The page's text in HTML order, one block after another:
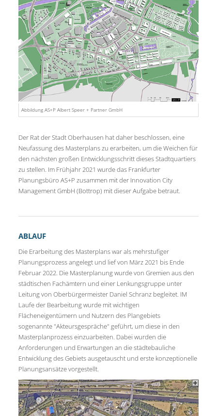
Abbildung AS+P Albert Speer + Partner GmbH
Der Rat der Stadt Oberhausen hat daher beschlossen, eine
Neufassung des Masterplans zu erarbeiten, um die Weichen für
den nächsten großen Entwicklungsschritt dieses Stadtquartiers
zu stellen. Im Frühjahr 2021 wurde das Frankfurter
Planungsbüro AS+P zusammen mit der Innovation City
Management GmbH (Bottrop) mit dieser Aufgabe betraut.
ABLAUF
Die Erarbeitung des Masterplans war als mehrstufiger
Planungsprozess angelegt und lief von März 2021 bis Ende
Februar 2022. Die Masterplanung wurde von Gremien aus den
städtischen Fachämtern und einer Lenkungsgruppe unter
Leitung von Oberbürgermeister Daniel Schranz begleitet. IM
Laufe der Bearbeitung wurde mit wichtigen
Flächeneigentümern und Nutzern des Plangebiets
sogenannte "Akteursgespräche" geführt, um diese in den
Masterplanprozess einzuarbeiten. Dabei wurden die
Anforderungen und Erwartungen an die städtebauliche
Entwicklung des Gebiets ausgetauscht und erste konzeptionelle
Planungsansätze vorgestellt.